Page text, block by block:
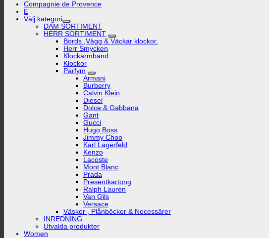
Compagnie de Provence
E
Välj kategori
DAM SORTIMENT
HERR SORTIMENT
Bords ,Vägg & Väckar klockor.
Herr Smycken
Klockarmband
Klockor
Parfym
Armani
Burberry
Calvin Klein
Diesel
Dolce & Gabbana
Gant
Gucci
Hugo Boss
Jimmy Choo
Karl Lagerfeld
Kenzo
Lacoste
Mont Blanc
Prada
Presentkartong
Ralph Lauren
Van Gils
Versace
Väskor , Plånböcker & Necessärer
INREDNING
Utvalda produkter
Women